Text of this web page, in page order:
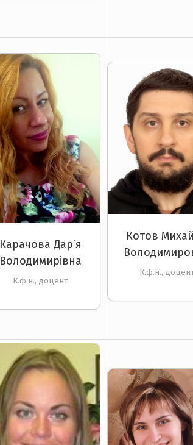
Карачова Дар’я
Володимирівна
К.ф.н., доцент
Котов
К.ф.н.,